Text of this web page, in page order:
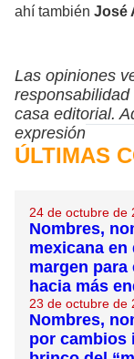
ahí también José
Las opiniones
casa editorial.
expresión
ÚLTIMAS
24 de octubre de
Nombres,
mexicana
margen para
hacia más
23 de octubre de
Nombres,
por cambios